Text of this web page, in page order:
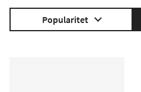
Popularitet